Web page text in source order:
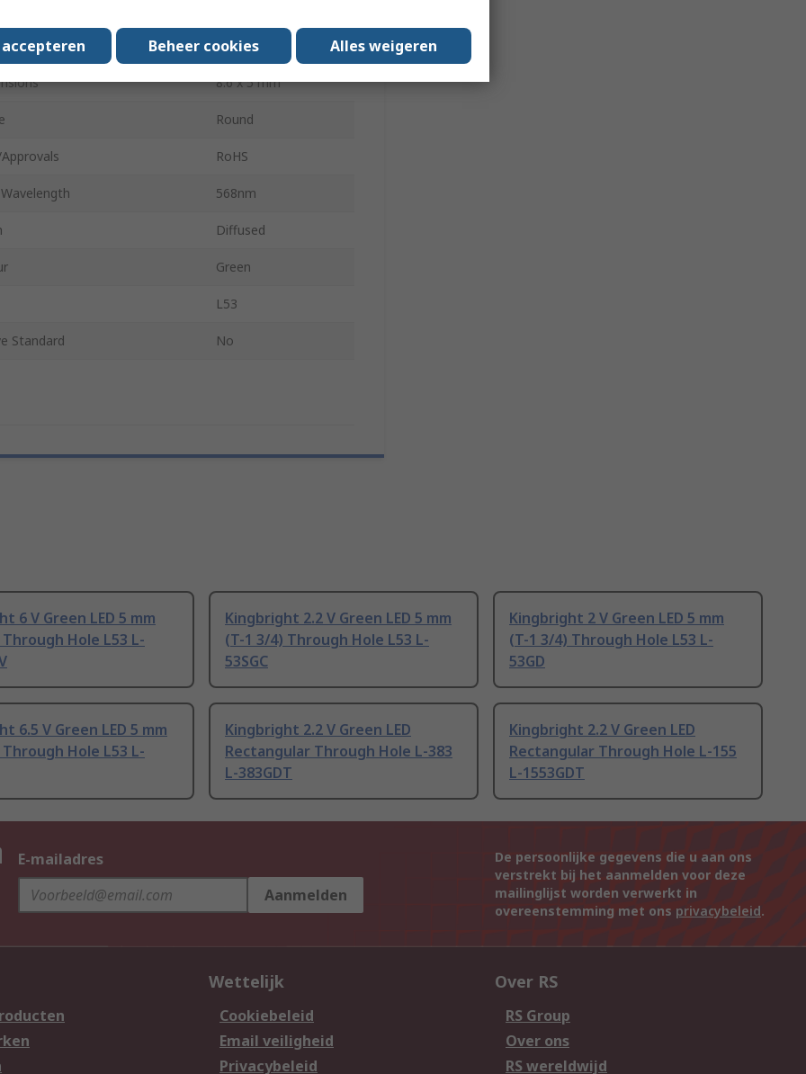
40 mcd
8.6 x 5 mm
Round
RoHS
568nm
Diffused
Green
L53
Standard No
6 V Green LED 5 mm
Hole L53 L-
Kingbright 2.2 V Green LED 5 mm
(T-1 3/4) Through Hole L53 L-
53SGC
Kingbright 2 V Green LED 5 mm
(T-1 3/4) Through Hole L53 L-
53GD
6.5 V Green LED 5 mm
Hole L53 L-
Kingbright 2.2 V Green LED
Rectangular Through Hole L-383
L-383GDT
Kingbright 2.2 V Green LED
Rectangular Through Hole L-155
L-1553GDT
E-mailadres
Aanmelden
De persoonlijke gegevens die u aan ons
verstrekt bij het aanmelden voor deze
mailinglijst worden verwerkt in
overeenstemming met ons privacybeleid.
Wettelijk
Cookiebeleid
Email veiligheid
Privacybeleid
Over RS
RS Group
Over ons
RS wereldwijd
Beheer cookies Alles weigeren